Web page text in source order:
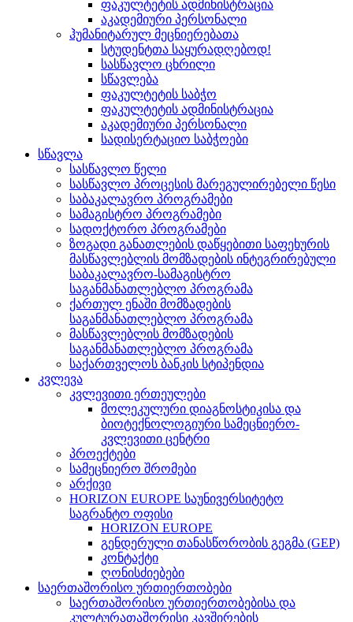
ფაკულტეტის ადმინისტრაცია
აკადემიური პერსონალი
ჰუმანიტარულ მეცნიერებათა
სტუდენტთა საყურადღებოდ!
სასწავლო ცხრილი
სწავლება
ფაკულტეტის საბჭო
ფაკულტეტის ადმინისტრაცია
აკადემიური პერსონალი
სადისერტაციო საბჭოები
სწავლა
სასწავლო წელი
სასწავლო პროცესის მარეგულირებელი წესი
საბაკალავრო პროგრამები
სამაგისტრო პროგრამები
სადოქტორო პროგრამები
ზოგადი განათლების დაწყებითი საფეხურის
მასწავლებლის მომზადების ინტეგრირებული
საბაკალავრო-სამაგისტრო
საგანმანათლებლო პროგრამა
ქართულ ენაში მომზადების
საგანმანათლებლო პროგრამა
მასწავლებლის მომზადების
საგანმანათლებლო პროგრამა
საქართველოს ბანკის სტიპენდია
კვლევა
კვლევითი ერთეულები
მოლეკულური დიაგნოსტიკისა და
ბიოტექნოლოგიური სამეცნიერო-
კვლევითი ცენტრი
პროექტები
სამეცნიერო შრომები
არქივი
HORIZON EUROPE საუნივერსიტეტო
საგრანტო ოფისი
HORIZON EUROPE
გენდერული თანასწორობის გეგმა (GEP)
კონტაქტი
ღონისძიებები
საერთაშორისო ურთიერთობები
საერთაშორისო ურთიერთობებისა და
კულტურათაშორისი კავშირების